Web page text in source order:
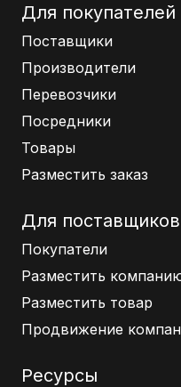
Для покупателей
Поставщики
Производители
Перевозчики
Посредники
Товары
Разместить заказ
Для поставщиков
Покупатели
Разместить
Разместить товар
Продвижение
Ресурсы